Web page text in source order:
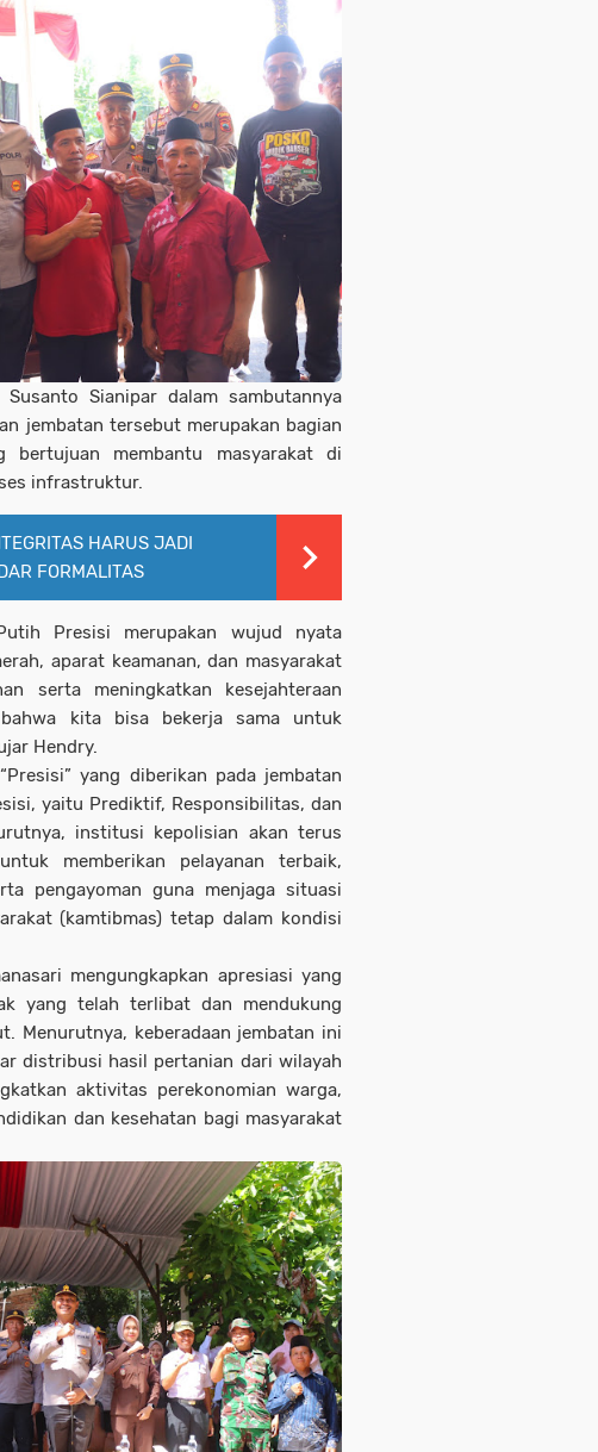
Sianipar dalam sambutannya
jembatan tersebut merupakan bagian
membantu masyarakat di
infrastruktur.
HARUS JADI
FORMALITAS
Presisi merupakan wujud nyata
aparat keamanan, dan masyarakat
serta meningkatkan kesejahteraan
kita bisa bekerja sama untuk
Hendry.
yang diberikan pada jembatan
yaitu Prediktif, Responsibilitas, dan
institusi kepolisian akan terus
memberikan pelayanan terbaik,
pengayoman guna menjaga situasi
(kamtibmas) tetap dalam kondisi
mengungkapkan apresiasi yang
yang telah terlibat dan mendukung
Menurutnya, keberadaan jembatan ini
distribusi hasil pertanian dari wilayah
aktivitas perekonomian warga,
dan kesehatan bagi masyarakat